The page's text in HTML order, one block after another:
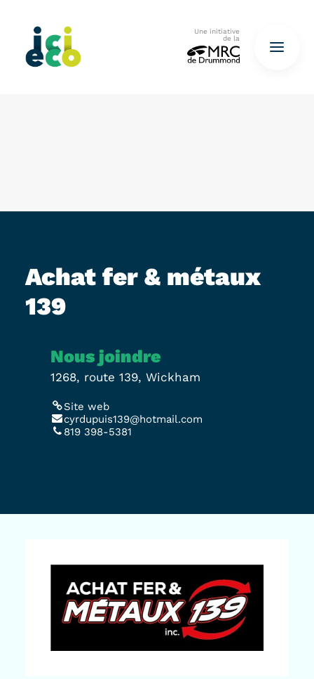
Une initiative
de la
Achat fer & métaux
139
Nous joindre
1268, route 139, Wickham
Site web
cyrdupuis139@hotmail.com
819 398-5381